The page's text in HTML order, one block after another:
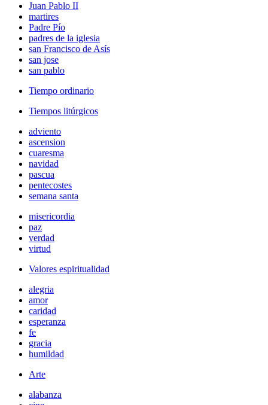
Juan Pablo II
martires
Padre Pío
padres de la iglesia
san Francisco de Asís
san jose
san pablo
Tiempo ordinario
Tiempos litúrgicos
adviento
ascension
cuaresma
navidad
pascua
pentecostes
semana santa
misericordia
paz
verdad
virtud
Valores espiritualidad
alegria
amor
caridad
esperanza
fe
gracia
humildad
Arte
alabanza